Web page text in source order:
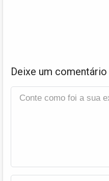
Deixe um comentário